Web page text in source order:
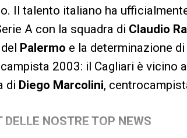
Il talento italiano ha
A con la squadra di Claudio
Palermo e la determinazione
2003: il Cagliari è vicino
di Diego Marcolini,
NOSTRE TOP NEWS